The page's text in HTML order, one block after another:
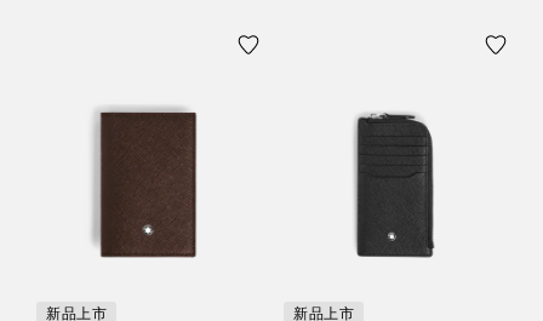
新品上市 新品上市